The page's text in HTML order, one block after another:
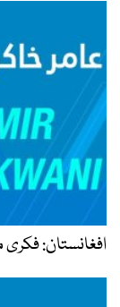
افغانستان: